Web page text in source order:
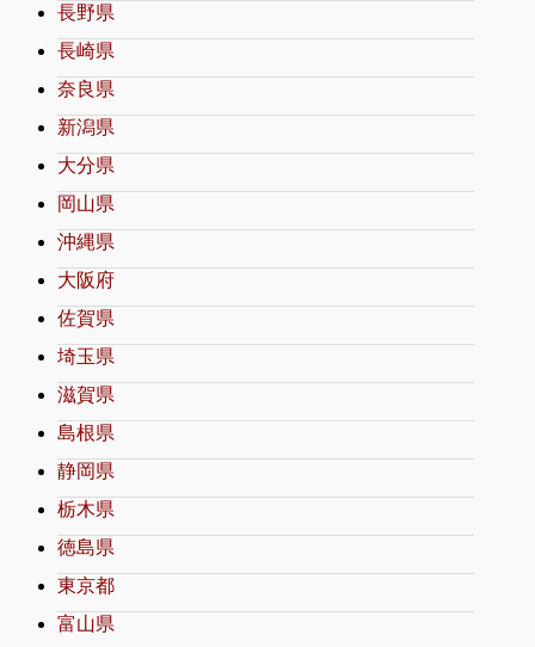
長野県
長崎県
奈良県
新潟県
大分県
岡山県
沖縄県
大阪府
佐賀県
埼玉県
滋賀県
島根県
静岡県
栃木県
徳島県
東京都
富山県